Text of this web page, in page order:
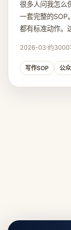
很多人问我怎
一套完整的SOP
都有标准动作。
2026-03·约3000
写作SOP 公